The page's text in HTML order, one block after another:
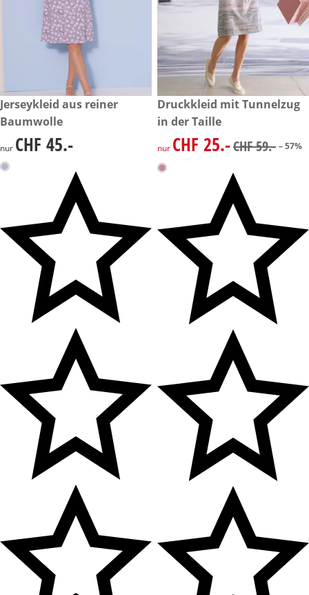
CHF 45.-
Jerseykleid aus reiner
Baumwolle
CHF 45.-
nur CHF 45.-
reduzierter Preis CHF 25.-,
-57%
Druckkleid mit Tunnelzug
in der Taille
reduzierter Preis CHF 25.-,
nur CHF 25.-CHF 59.- – 57%